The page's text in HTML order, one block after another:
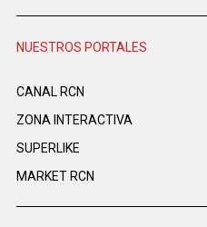
NUESTROS PORTALES
CANAL RCN
ZONA INTERACTIVA
SUPERLIKE
MARKET RCN